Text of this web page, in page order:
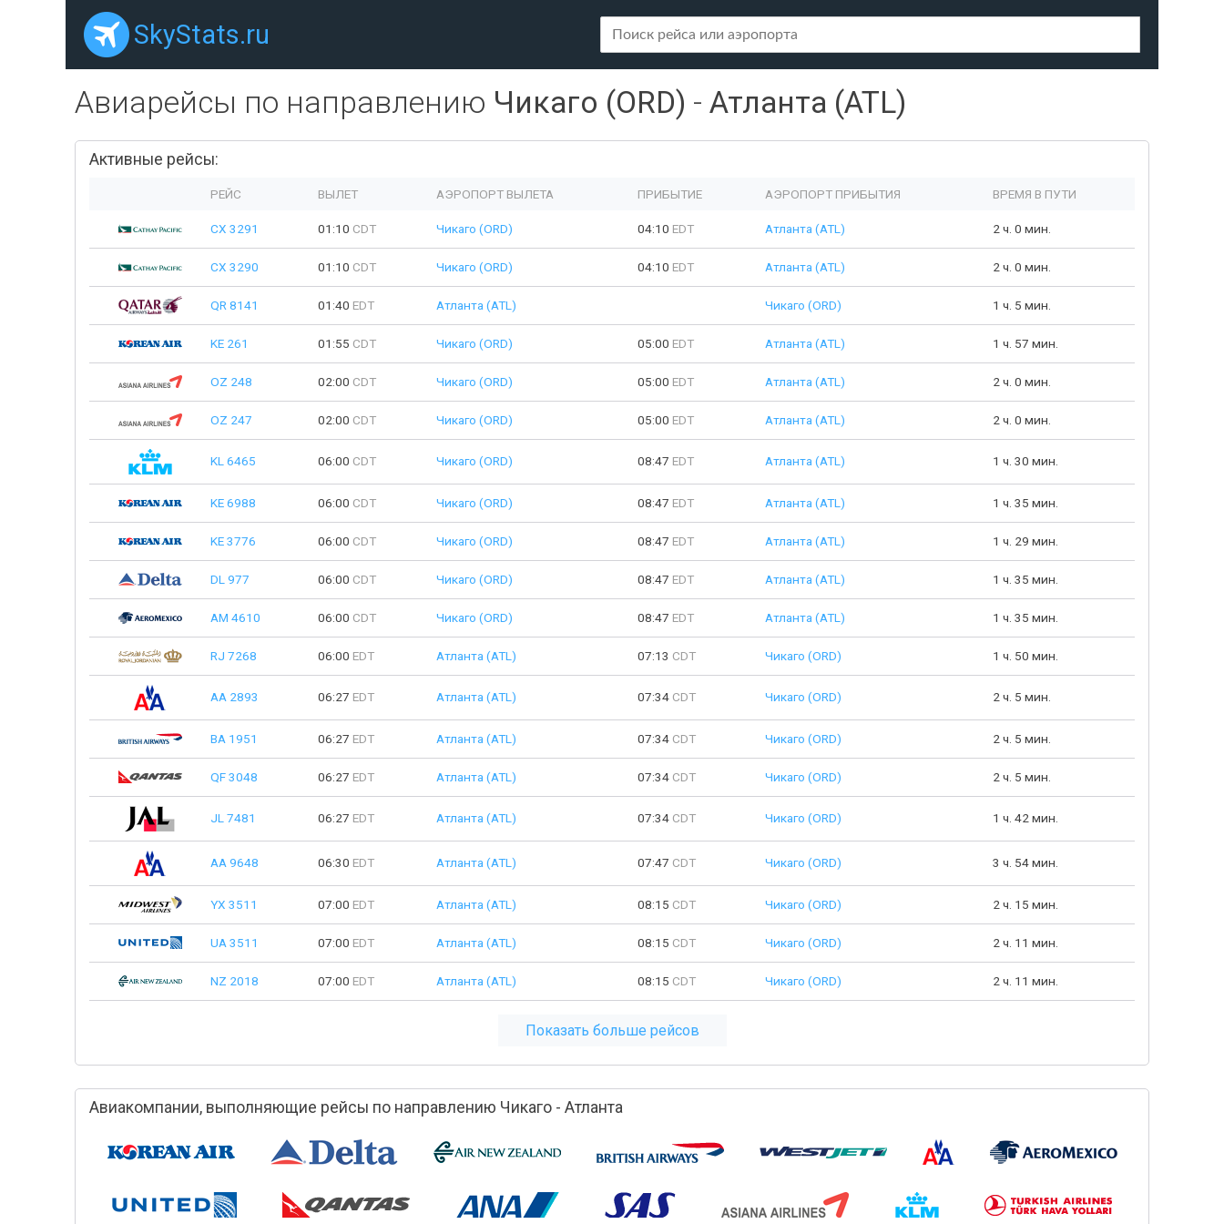
SkyStats.ru
Авиарейсы по направлению Чикаго (ORD) - Атланта (ATL)
Активные рейсы:
РЕЙС ВЫЛЕТ АЭРОПОРТ ВЫЛЕТА ПРИБЫТИЕ АЭРОПОРТ ПРИБЫТИЯ ВРЕМЯ В ПУТИ
CX 3291 01:10 CDT Чикаго (ORD) 04:10 EDT Атланта (ATL) 2 ч. 0 мин.
CX 3290 01:10 CDT Чикаго (ORD) 04:10 EDT Атланта (ATL) 2 ч. 0 мин.
QR 8141 01:40 EDT Атланта (ATL) Чикаго (ORD) 1 ч. 5 мин.
KE 261 01:55 CDT Чикаго (ORD) 05:00 EDT Атланта (ATL) 1 ч. 57 мин.
OZ 248 02:00 CDT Чикаго (ORD) 05:00 EDT Атланта (ATL) 2 ч. 0 мин.
OZ 247 02:00 CDT Чикаго (ORD) 05:00 EDT Атланта (ATL) 2 ч. 0 мин.
KL 6465 06:00 CDT Чикаго (ORD) 08:47 EDT Атланта (ATL) 1 ч. 30 мин.
KE 6988 06:00 CDT Чикаго (ORD) 08:47 EDT Атланта (ATL) 1 ч. 35 мин.
KE 3776 06:00 CDT Чикаго (ORD) 08:47 EDT Атланта (ATL) 1 ч. 29 мин.
DL 977 06:00 CDT Чикаго (ORD) 08:47 EDT Атланта (ATL) 1 ч. 35 мин.
AM 4610 06:00 CDT Чикаго (ORD) 08:47 EDT Атланта (ATL) 1 ч. 35 мин.
RJ 7268 06:00 EDT Атланта (ATL) 07:13 CDT Чикаго (ORD) 1 ч. 50 мин.
AA 2893 06:27 EDT Атланта (ATL) 07:34 CDT Чикаго (ORD) 2 ч. 5 мин.
BA 1951 06:27 EDT Атланта (ATL) 07:34 CDT Чикаго (ORD) 2 ч. 5 мин.
QF 3048 06:27 EDT Атланта (ATL) 07:34 CDT Чикаго (ORD) 2 ч. 5 мин.
JL 7481 06:27 EDT Атланта (ATL) 07:34 CDT Чикаго (ORD) 1 ч. 42 мин.
AA 9648 06:30 EDT Атланта (ATL) 07:47 CDT Чикаго (ORD) 3 ч. 54 мин.
YX 3511 07:00 EDT Атланта (ATL) 08:15 CDT Чикаго (ORD) 2 ч. 15 мин.
UA 3511 07:00 EDT Атланта (ATL) 08:15 CDT Чикаго (ORD) 2 ч. 11 мин.
NZ 2018 07:00 EDT Атланта (ATL) 08:15 CDT Чикаго (ORD) 2 ч. 11 мин.
Показать больше рейсов
Авиакомпании, выполняющие рейсы по направлению Чикаго - Атланта